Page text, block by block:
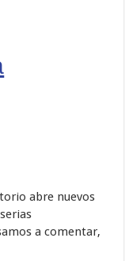
abre nuevos
a comentar,